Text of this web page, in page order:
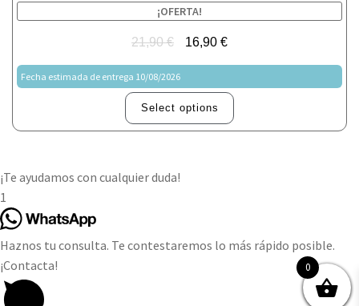
¡OFERTA!
21,90€ 16,90 €
Fecha estimada de entrega 10/08/2026
Select options
0
¡Te ayudamos con cualquier duda!
1
Haznos tu consulta. Te contestaremos lo más rápido posible.
¡Contacta!